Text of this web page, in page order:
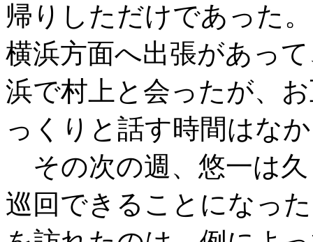
帰りしただけであった
横浜方面へ出張があっ
浜で村上と会ったが、
っくりと話す時間はな
その次の週、悠一は
巡回できることになっ